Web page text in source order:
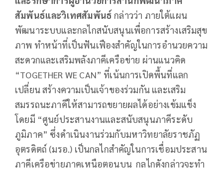
สัมพันธ์และวิเทศสัมพันธ์กล่าวว่า ภายใต้แผน
พัฒนาระบบและกลไกสนับสนุนเพื่อการสร้างเสริมสุข
ภาพ ทำหน้าที่เป็นฟันเฟืองสำคัญในการอำนวยความ
สะดวกและเสริมพลังภาคีเครือข่าย ผ่านแนวคิด
“TOGETHER WE CAN” ที่เน้นการเปิดพื้นที่แลก
เปลี่ยน สร้างความเป็นเจ้าของร่วมกัน และเสริม
สมรรถนะภาคีให้สามารถขยายผลได้อย่างเข้มแข็ง
โดยมี “ศูนย์ประสานงานและสนับสนุนภาคีระดับ
ภูมิภาค” ซึ่งดำเนินงานร่วมกับมหาวิทยาลัยราชภัฏ
อุตรดิตถ์ (มรอ.) เป็นกลไกสำคัญในการเชื่อมประสาน
ภาคีเครือข่ายภาคเหนือตอนบน กลไกดังกล่าวจะทำ